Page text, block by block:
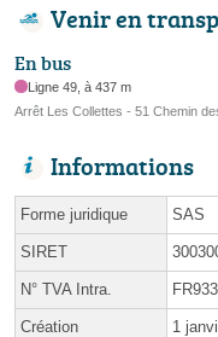
Venir en
En bus
Ligne 49, à 437 m
Arrêt Les Collettes - 51 Chemin
Informations
Forme juridique SAS
SIRET
N° TVA Intra.
Création 1